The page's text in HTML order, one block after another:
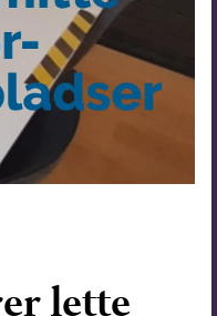
lette